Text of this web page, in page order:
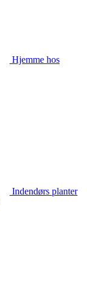
Hjemme hos
Indendørs planter